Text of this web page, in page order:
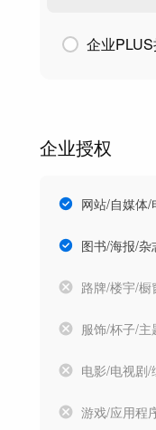
企业
企业授权
网站/自媒体/
图书/海报/
路牌/楼宇/
服饰/杯子/主
电影/电视剧/
游戏/应用程